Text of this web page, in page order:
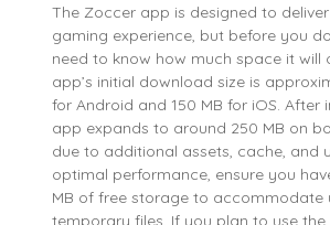
The Zoccer app is designed to
gaming experience, but before you
need to know how much space it will
app’s initial download size is
for Android and 150 MB for iOS. After
app expands to around 250 MB on
due to additional assets, cache, and
optimal performance, ensure you
MB of free storage to accommodate
temporary files. If you plan to use